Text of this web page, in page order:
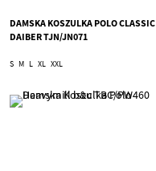
DAMSKA KOSZULKA POLO CLASSIC
DAIBER TJN/JN071
S M L XL XXL